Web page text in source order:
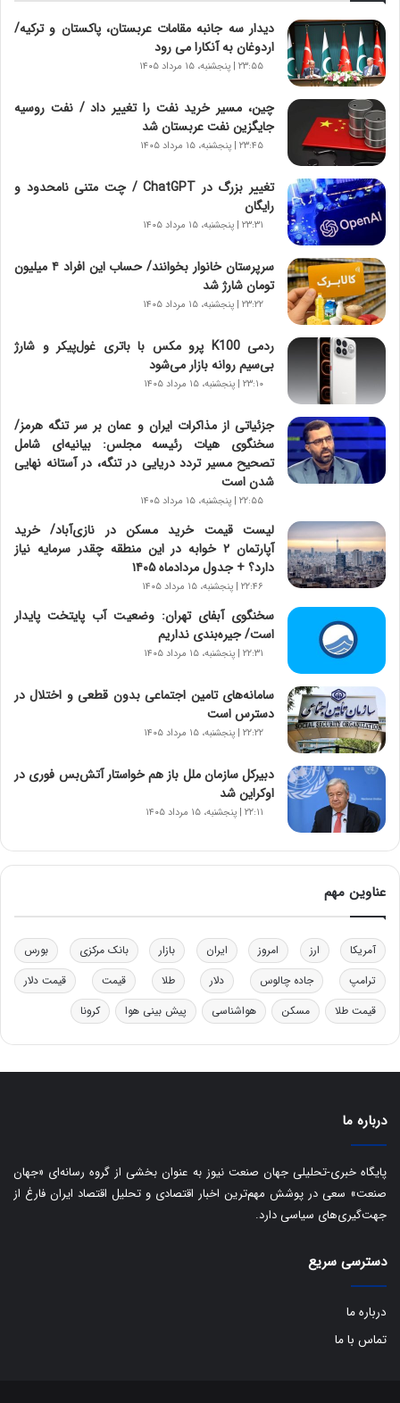
ه
ا
ی
ر
ا
ن‌
خ
و
د
ر
و
ر
و
ش
ن
ا
س
ت
|
ب
ر
ن
ا
م
ه
ج
د
ا
ی
ا
و
د
و
ب
ا
ی
ت
و
ل
د
د
و
ه
ا
ی
ی
ت
دیدار سه جانبه مقامات عربستان، پاکستان و ترکیه/
اردوغان به آنکارا می رود
۲۳:۵۵ | پنجشنبه، ۱۵ مرداد ۱۴۰۵
چین، مسیر خرید نفت را تغییر داد / نفت روسیه
جایگزین نفت عربستان شد
۲۳:۴۵ | پنجشنبه، ۱۵ مرداد ۱۴۰۵
تغییر بزرگ در ChatGPT / چت متنی نامحدود و
رایگان
۲۳:۳۱ | پنجشنبه، ۱۵ مرداد ۱۴۰۵
سرپرستان خانوار بخوانند/ حساب این افراد ۴ میلیون
تومان شارژ شد
۲۳:۲۲ | پنجشنبه، ۱۵ مرداد ۱۴۰۵
ردمی K100 پرو مکس با باتری غول‌پیکر و شارژ
بی‌سیم روانه بازار می‌شود
۲۳:۱۰ | پنجشنبه، ۱۵ مرداد ۱۴۰۵
جزئیاتی از مذاکرات ایران و عمان بر سر تنگه هرمز/
سخنگوی هیات رئیسه مجلس: بیانیه‌ای شامل
تصحیح مسیر تردد دریایی در تنگه، در آستانه نهایی
شدن است
۲۲:۵۵ | پنجشنبه، ۱۵ مرداد ۱۴۰۵
لیست قیمت خرید مسکن در نازی‌آباد/ خرید
آپارتمان ۲ خوابه در این منطقه چقدر سرمایه نیاز
دارد؟ + جدول مردادماه ۱۴۰۵
۲۲:۴۶ | پنجشنبه، ۱۵ مرداد ۱۴۰۵
سخنگوی آبفای تهران: وضعیت آب پایتخت پایدار
است/ جیره‌بندی نداریم
۲۲:۳۱ | پنجشنبه، ۱۵ مرداد ۱۴۰۵
سامانه‌های تامین اجتماعی بدون قطعی و اختلال در
دسترس است
۲۲:۲۲ | پنجشنبه، ۱۵ مرداد ۱۴۰۵
دبیرکل سازمان ملل باز هم خواستار آتش‌بس فوری در
اوکراین شد
۲۲:۱۱ | پنجشنبه، ۱۵ مرداد ۱۴۰۵
عناوین مهم
آمریکا ارز امروز ایران بازار بانک مرکزی
بورس
ترامپ
جاده چالوس دلار طلا قیمت
قیمت دلار
قیمت طلا
مسکن هواشناسی پیش بینی هوا کرونا
درباره ما
پایگاه خبری-تحلیلی جهان صنعت نیوز به عنوان بخشی از گروه رسانه‌ای «جهان
صنعت» سعی در پوشش مهم‌ترین اخبار اقتصادی و تحلیل اقتصاد ایران فارغ از
جهت‌گیری‌های سیاسی دارد.
دسترسی سریع
درباره ما
تماس با ما